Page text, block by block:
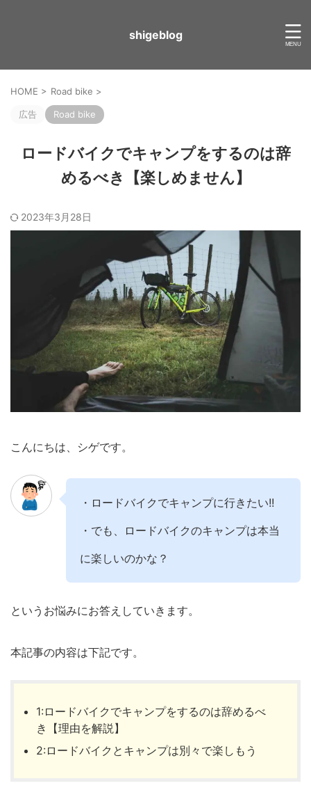
shigeblog
HOME > Road bike >
広告 Road bike
ロードバイクでキャンプをするのは辞
めるべき【楽しめません】
2023年3月28日
こんにちは、シゲです。
・ロードバイクでキャンプに行きたい!!
・でも、ロードバイクのキャンプは本当
に楽しいのかな？
というお悩みにお答えしていきます。
本記事の内容は下記です。
1:ロードバイクでキャンプをするのは辞めるべ
き【理由を解説】
2:ロードバイクとキャンプは別々で楽しもう